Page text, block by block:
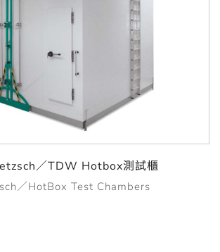
／TDW Hotbox測試櫃
／HotBox Test Chambers